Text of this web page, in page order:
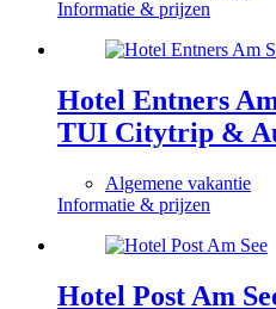
Informatie & prijzen
Hotel Entners
TUI Citytrip &
Algemene vakantie
Informatie & prijzen
Hotel Post Am